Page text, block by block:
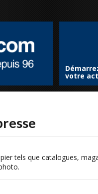
votre
tels que catalogues,